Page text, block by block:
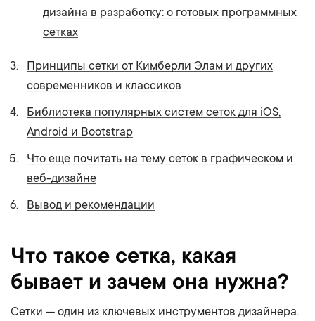
дизайна в разработку: о готовых программных
сетках
Принципы сетки от Кимберли Элам и других
современников и классиков
Библиотека популярных систем сеток для iOS,
Android и Bootstrap
Что еще почитать на тему сеток в графическом и
веб-дизайне
Вывод и рекомендации
Что такое сетка, какая
бывает и зачем она нужна?
Сетки — один из ключевых инструментов дизайнера.